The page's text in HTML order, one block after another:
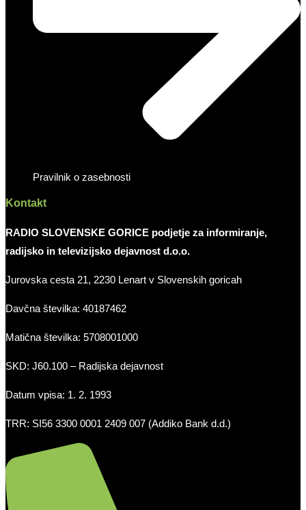
Pravilnik o zasebnosti
Kontakt
RADIO SLOVENSKE GORICE podjetje za informiranje,
radijsko in televizijsko dejavnost d.o.o.
Jurovska cesta 21, 2230 Lenart v Slovenskih goricah
Davčna številka: 40187462
Matična številka: 5708001000
SKD: J60.100 – Radijska dejavnost
Datum vpisa: 1. 2. 1993
TRR: SI56 3300 0001 2409 007 (Addiko Bank d.d.)